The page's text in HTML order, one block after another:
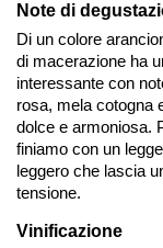
Note di
Di un colore
di macerazione ha
interessante con
rosa, mela cotogna
dolce e armoniosa.
finiamo con un
leggero che lascia
tensione.
Vinificazione